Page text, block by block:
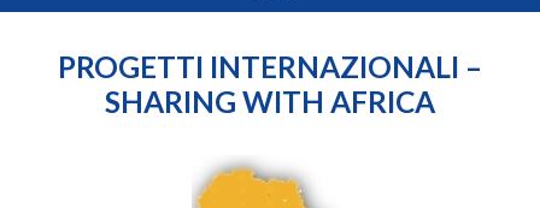
PROGETTI INTERNAZIONALI –
SHARING WITH AFRICA